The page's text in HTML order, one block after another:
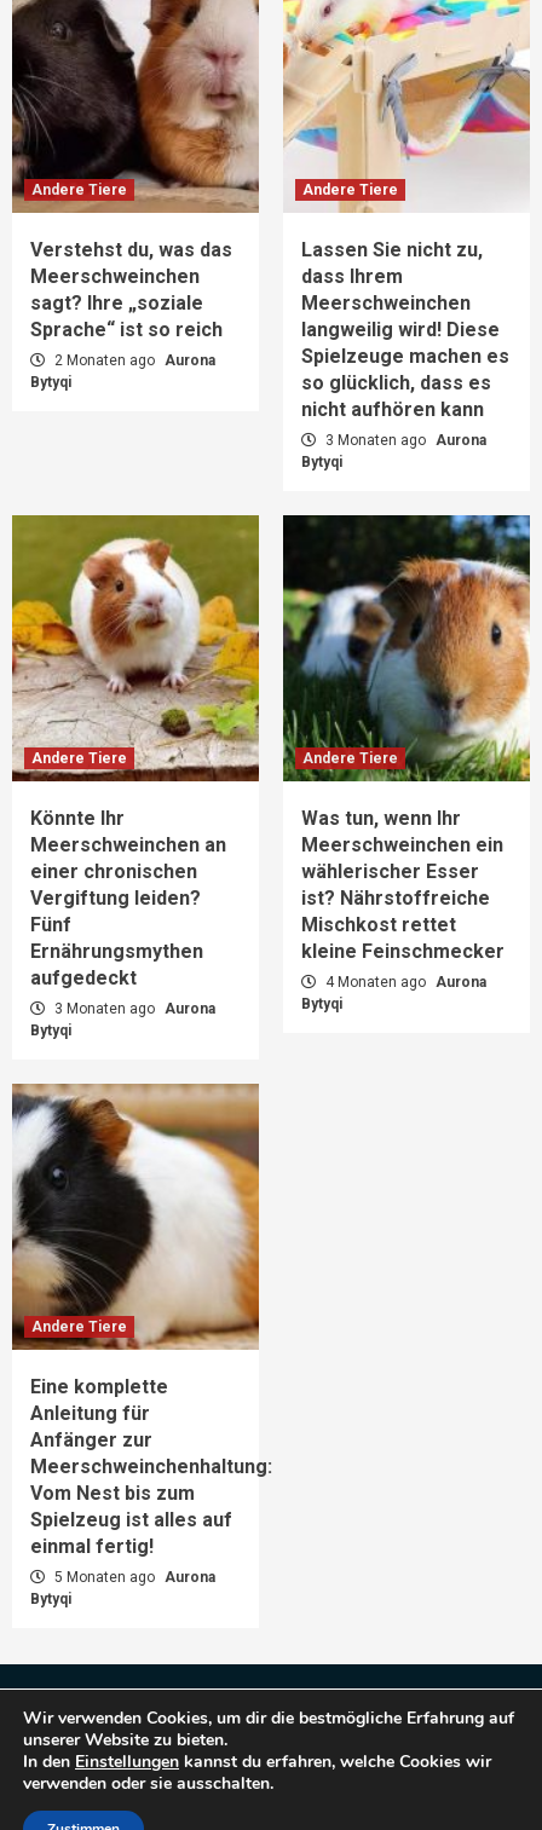
Andere Tiere
Verstehst du, was das
Meerschweinchen
sagt? Ihre „soziale
Sprache“ ist so reich
2 Monaten ago Aurona
Bytyqi
Andere Tiere
Lassen Sie nicht zu,
dass Ihrem
Meerschweinchen
langweilig wird! Diese
Spielzeuge machen es
so glücklich, dass es
nicht aufhören kann
3 Monaten ago Aurona
Bytyqi
Andere Tiere
Könnte Ihr
Meerschweinchen an
einer chronischen
Vergiftung leiden?
Fünf
Ernährungsmythen
aufgedeckt
3 Monaten ago Aurona
Bytyqi
Andere Tiere
Was tun, wenn Ihr
Meerschweinchen ein
wählerischer Esser
ist? Nährstoffreiche
Mischkost rettet
kleine Feinschmecker
4 Monaten ago Aurona
Bytyqi
Andere Tiere
Eine komplette
Anleitung für
Anfänger zur
Meerschweinchenhaltung:
Vom Nest bis zum
Spielzeug ist alles auf
einmal fertig!
5 Monaten ago Aurona
Bytyqi
Impressum Datenschutz
Copyright © 2025 Haustiere Welt.
Wir verwenden Cookies, um dir die bestmögliche Erfahrung auf
unserer Website zu bieten.
In den Einstellungen kannst du erfahren, welche Cookies wir
verwenden oder sie ausschalten.